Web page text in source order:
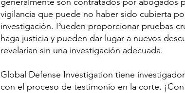
vigilancia que puede no haber sido cubierta
investigación. Pueden proporcionar pruebas
haga justicia y pueden dar lugar a nuevos
revelarían sin una investigación adecuada.
Global Defense Investigation tiene
con el proceso de testimonio en la corte.